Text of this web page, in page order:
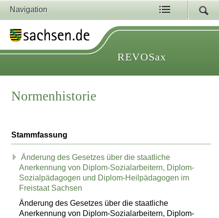
Navigation
REVOSax
Normenhistorie
Stammfassung
Änderung des Gesetzes über die staatliche
Anerkennung von Diplom-Sozialarbeitern, Diplom-
Sozialpädagogen und Diplom-Heilpädagogen im
Freistaat Sachsen
Änderung des Gesetzes über die staatliche
Anerkennung von Diplom-Sozialarbeitern, Diplom-